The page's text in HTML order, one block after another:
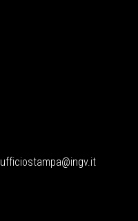
ufficiostampa@ingv.it